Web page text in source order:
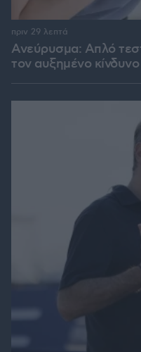
Ανεύρυσμα: Απλό
τον αυξημένο κίνδυνο
πριν 29 λεπτά